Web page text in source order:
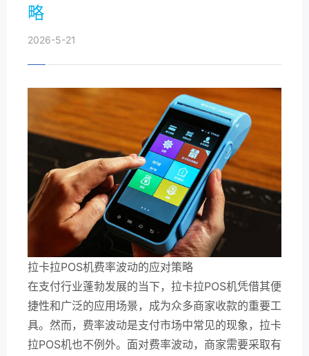
略
2026-5-21
拉卡拉POS机费率波动的应对策略
在支付行业蓬勃发展的当下，拉卡拉POS机凭借其便
捷性和广泛的应用场景，成为众多商家收款的重要工
具。然而，费率波动是支付市场中常见的现象，拉卡
拉POS机也不例外。面对费率波动，商家需要采取有